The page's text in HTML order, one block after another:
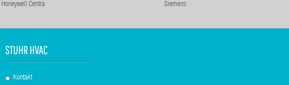
Honeywell Centra Siemens
STUHR HVAC
Kontakt